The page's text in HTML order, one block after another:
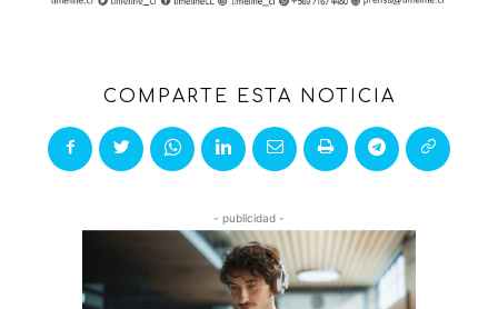
COMPARTE ESTA NOTICIA
- publicidad -